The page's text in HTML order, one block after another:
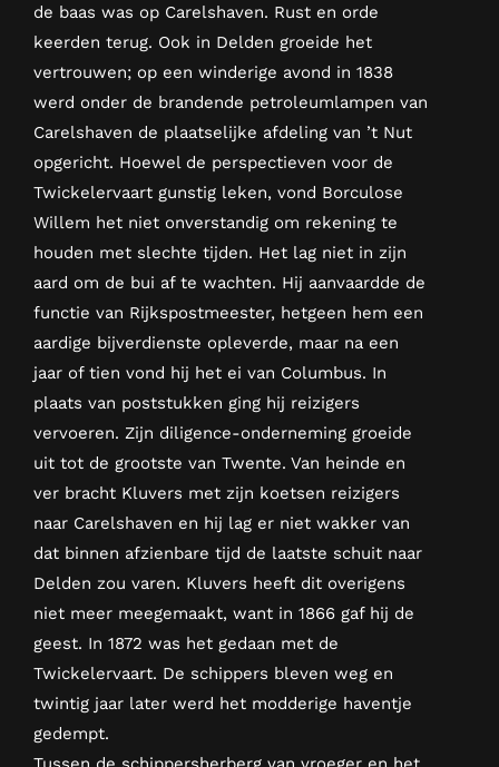
de baas was op Carelshaven. Rust en orde
keerden terug. Ook in Delden groeide het
vertrouwen; op een winderige avond in 1838
werd onder de brandende petroleumlampen van
Carelshaven de plaatselijke afdeling van ’t Nut
opgericht. Hoewel de perspectieven voor de
Twickelervaart gunstig leken, vond Borculose
Willem het niet onverstandig om rekening te
houden met slechte tijden. Het lag niet in zijn
aard om de bui af te wachten. Hij aanvaardde de
functie van Rijkspostmeester, hetgeen hem een
aardige bijverdienste opleverde, maar na een
jaar of tien vond hij het ei van Columbus. In
plaats van poststukken ging hij reizigers
vervoeren. Zijn diligence-onderneming groeide
uit tot de grootste van Twente. Van heinde en
ver bracht Kluvers met zijn koetsen reizigers
naar Carelshaven en hij lag er niet wakker van
dat binnen afzienbare tijd de laatste schuit naar
Delden zou varen. Kluvers heeft dit overigens
niet meer meegemaakt, want in 1866 gaf hij de
geest. In 1872 was het gedaan met de
Twickelervaart. De schippers bleven weg en
twintig jaar later werd het modderige haventje
gedempt.